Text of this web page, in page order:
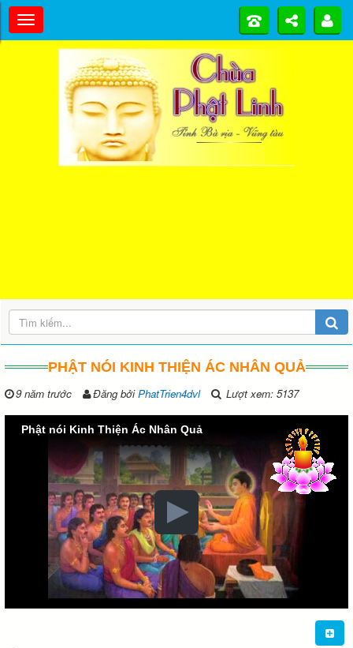
PHẬT NÓI KINH THIỆN ÁC NHÂN QUẢ
9 năm trước Đăng bởiPhatTrien4dvl Lượt xem: 5137
Phật nói Kinh Thiện Ác Nhân Quả